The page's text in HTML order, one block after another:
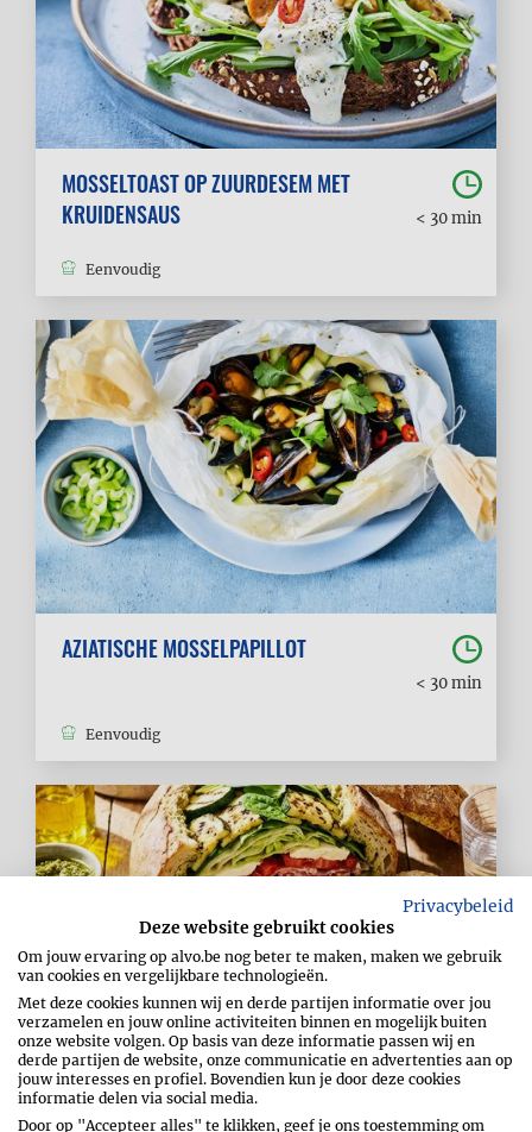
MOSSELTOAST OP ZUURDESEM MET
KRUIDENSAUS
< 30 min
Eenvoudig
AZIATISCHE MOSSELPAPILLOT
< 30 min
Eenvoudig
GEVULD PICKNICKBROOD
Privacybeleid
Deze website gebruikt cookies
Om jouw ervaring op alvo.be nog beter te maken, maken we gebruik
van cookies en vergelijkbare technologieën.
Met deze cookies kunnen wij en derde partijen informatie over jou
verzamelen en jouw online activiteiten binnen en mogelijk buiten
onze website volgen. Op basis van deze informatie passen wij en
derde partijen de website, onze communicatie en advertenties aan op
jouw interesses en profiel. Bovendien kun je door deze cookies
informatie delen via social media.
Door op "Accepteer alles" te klikken, geef je ons toestemming om